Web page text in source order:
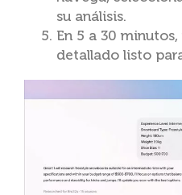
su análisis.
En 5 a 30
detallado listo